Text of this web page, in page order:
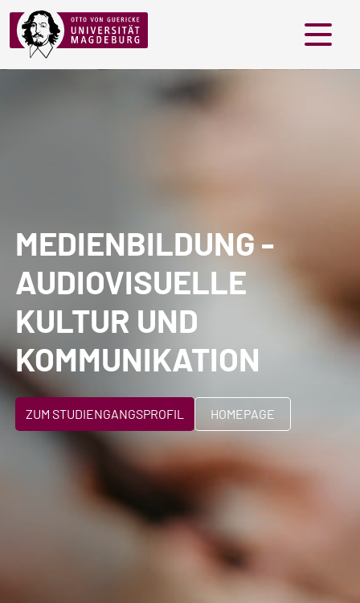
Menü
MEDIENBILDUNG -
AUDIOVISUELLE
KULTUR UND
KOMMUNIKATION
ZUM STUDIENGANGSPROFIL HOMEPAGE